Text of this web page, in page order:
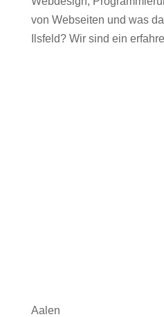
von Webseiten und was
Ilsfeld? Wir sind ein
Aalen